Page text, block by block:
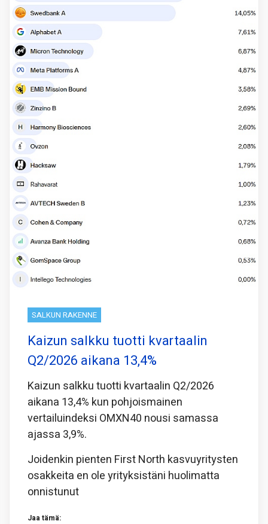
SALKUN RAKENNE
Kaizun salkku tuotti kvartaalin
Q2/2026 aikana 13,4%
Kaizun salkku tuotti kvartaalin Q2/2026
aikana 13,4% kun pohjoismainen
vertailuindeksi OMXN40 nousi samassa
ajassa 3,9%.
Joidenkin pienten First North kasvuyritysten
osakkeita en ole yrityksistäni huolimatta
onnistunut
Jaa tämä: